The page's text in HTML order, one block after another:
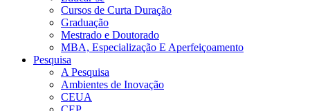
Cursos de Curta Duração
Graduação
Mestrado e Doutorado
MBA, Especialização E Aperfeiçoamento
Pesquisa
A Pesquisa
Ambientes de Inovação
CEUA